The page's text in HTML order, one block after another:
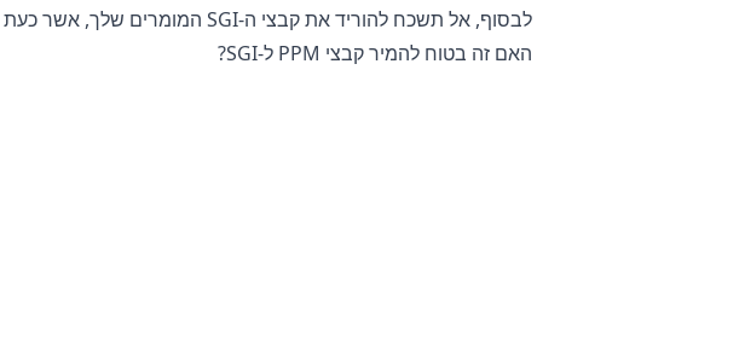
לבסוף, אל תשכח להוריד את קבצי ה-SGI המומרים שלך, אשר כעת מותאמים לשימוש באינטרנט וברשתות חברתיות.
האם זה בטוח להמיר קבצי PPM ל-SGI?